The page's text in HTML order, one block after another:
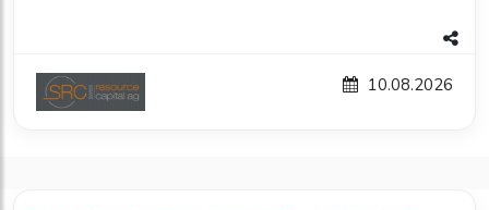
10.08.2026